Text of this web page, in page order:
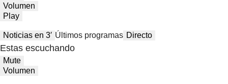
Volumen
Play
Noticias en 3′ Últimos programas Directo
Estas escuchando
Mute
Volumen